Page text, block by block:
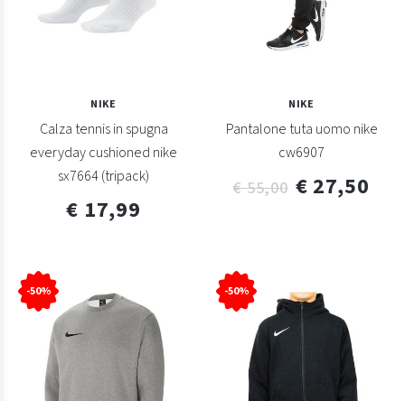
NIKE
Calza tennis in spugna
everyday cushioned nike
sx7664 (tripack)
€ 17,99
NIKE
Pantalone tuta uomo nike
cw6907
€ 55,00 € 27,50
-50% -50%